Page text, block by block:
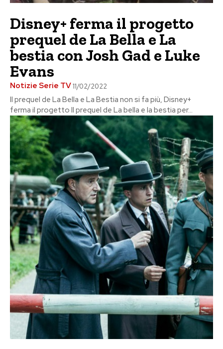
Disney+ ferma il progetto
prequel de La Bella e La
bestia con Josh Gad e Luke
Evans
Notizie Serie TV11/02/2022
Il prequel de La Bella e La Bestia non si fa più, Disney+
ferma il progetto Il prequel de La bella e la bestia per...